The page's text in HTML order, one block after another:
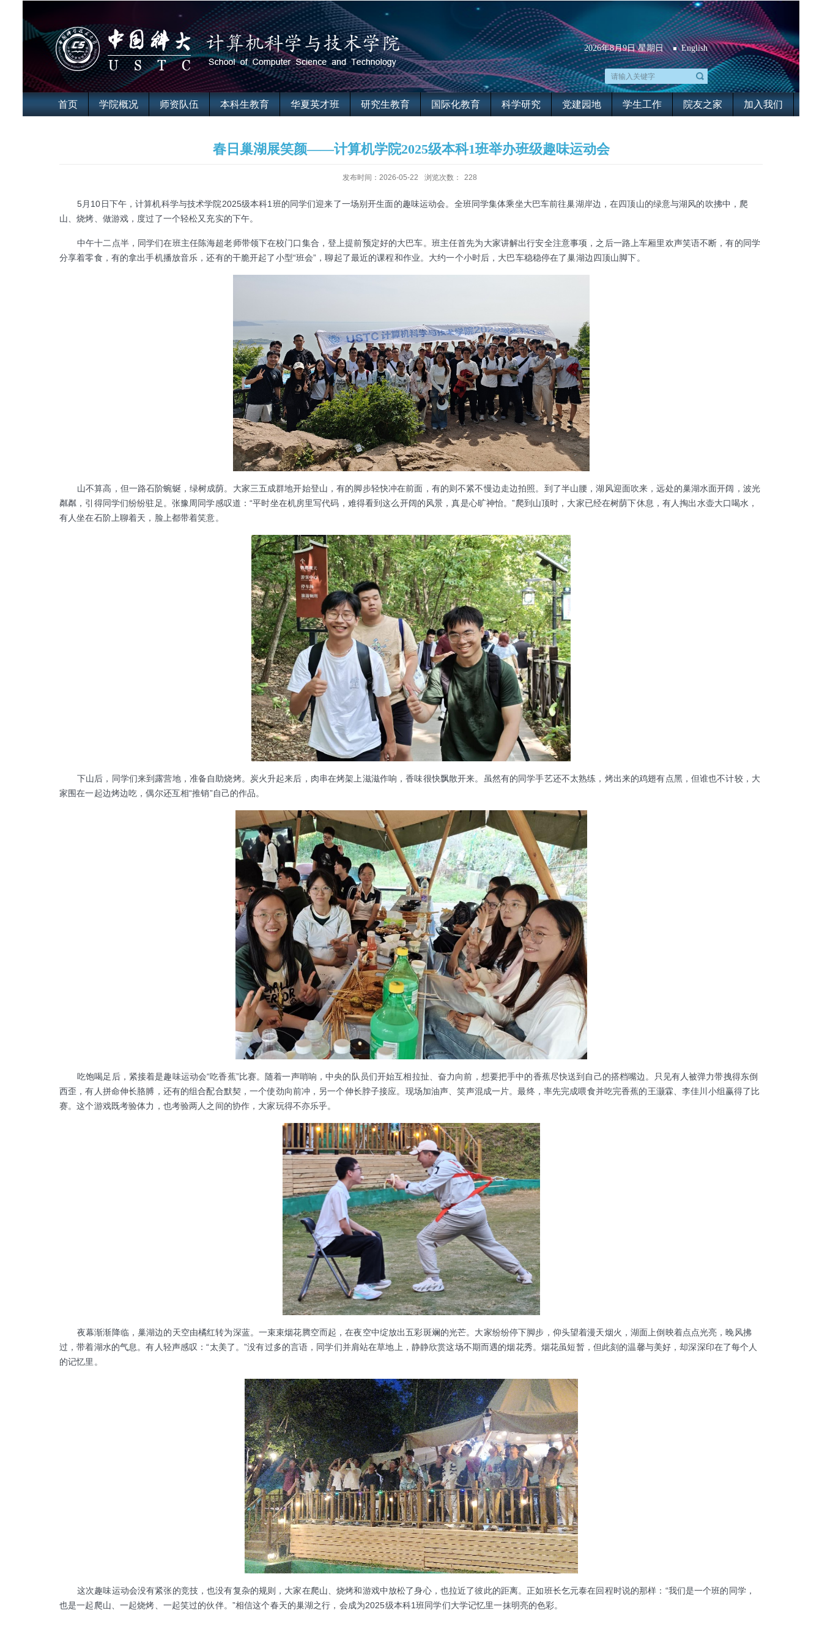
2026年8月9日 星期日 English
首页 学院概况 师资队伍 本科生教育 华夏英才班 研究生教育 国际化教育 科学研究 党建园地 学生工作 院友之家 加入我们
春日巢湖展笑颜——计算机学院2025级本科1班举办班级趣味运动会
发布时间：2026-05-22 浏览次数： 228
5月10日下午，计算机科学与技术学院2025级本科1班的同学们迎来了一场别开生面的趣味运动会。全班同学集体乘坐大巴车前往巢湖岸边，在四顶山的绿意与湖风的吹拂中，爬
山、烧烤、做游戏，度过了一个轻松又充实的下午。
中午十二点半，同学们在班主任陈海超老师带领下在校门口集合，登上提前预定好的大巴车。班主任首先为大家讲解出行安全注意事项，之后一路上车厢里欢声笑语不断，有的同学
分享着零食，有的拿出手机播放音乐，还有的干脆开起了小型“班会”，聊起了最近的课程和作业。大约一个小时后，大巴车稳稳停在了巢湖边四顶山脚下。
山不算高，但一路石阶蜿蜒，绿树成荫。大家三五成群地开始登山，有的脚步轻快冲在前面，有的则不紧不慢边走边拍照。到了半山腰，湖风迎面吹来，远处的巢湖水面开阔，波光
粼粼，引得同学们纷纷驻足。张豫周同学感叹道：“平时坐在机房里写代码，难得看到这么开阔的风景，真是心旷神怡。”爬到山顶时，大家已经在树荫下休息，有人掏出水壶大口喝水，
有人坐在石阶上聊着天，脸上都带着笑意。
下山后，同学们来到露营地，准备自助烧烤。炭火升起来后，肉串在烤架上滋滋作响，香味很快飘散开来。虽然有的同学手艺还不太熟练，烤出来的鸡翅有点黑，但谁也不计较，大
家围在一起边烤边吃，偶尔还互相“推销”自己的作品。
吃饱喝足后，紧接着是趣味运动会“吃香蕉”比赛。随着一声哨响，中央的队员们开始互相拉扯、奋力向前，想要把手中的香蕉尽快送到自己的搭档嘴边。只见有人被弹力带拽得东倒
西歪，有人拼命伸长胳膊，还有的组合配合默契，一个使劲向前冲，另一个伸长脖子接应。现场加油声、笑声混成一片。最终，率先完成喂食并吃完香蕉的王灏霖、李佳川小组赢得了比
赛。这个游戏既考验体力，也考验两人之间的协作，大家玩得不亦乐乎。
夜幕渐渐降临，巢湖边的天空由橘红转为深蓝。一束束烟花腾空而起，在夜空中绽放出五彩斑斓的光芒。大家纷纷停下脚步，仰头望着漫天烟火，湖面上倒映着点点光亮，晚风拂
过，带着湖水的气息。有人轻声感叹：“太美了。”没有过多的言语，同学们并肩站在草地上，静静欣赏这场不期而遇的烟花秀。烟花虽短暂，但此刻的温馨与美好，却深深印在了每个人
的记忆里。
这次趣味运动会没有紧张的竞技，也没有复杂的规则，大家在爬山、烧烤和游戏中放松了身心，也拉近了彼此的距离。正如班长乞元泰在回程时说的那样：“我们是一个班的同学，
也是一起爬山、一起烧烤、一起笑过的伙伴。”相信这个春天的巢湖之行，会成为2025级本科1班同学们大学记忆里一抹明亮的色彩。